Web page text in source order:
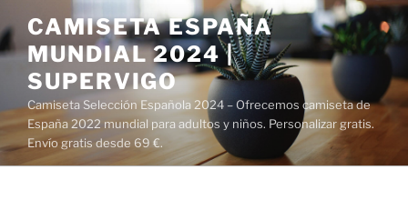
al
contenido
CAMISETA ESPAÑA
MUNDIAL 2024 |
SUPERVIGO
Camiseta Selección Española 2024 – Ofrecemos camiseta de
España 2022 mundial para adultos y niños. Personalizar gratis.
Envío gratis desde 69 €.